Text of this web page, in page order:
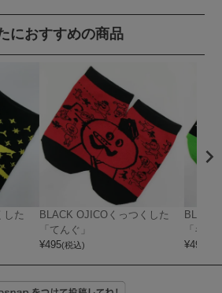
におすすめの商品
した
BLACK OJICOくっつくした
「てんぐ」
¥495(税込)
BLACK
「ギャ
¥495